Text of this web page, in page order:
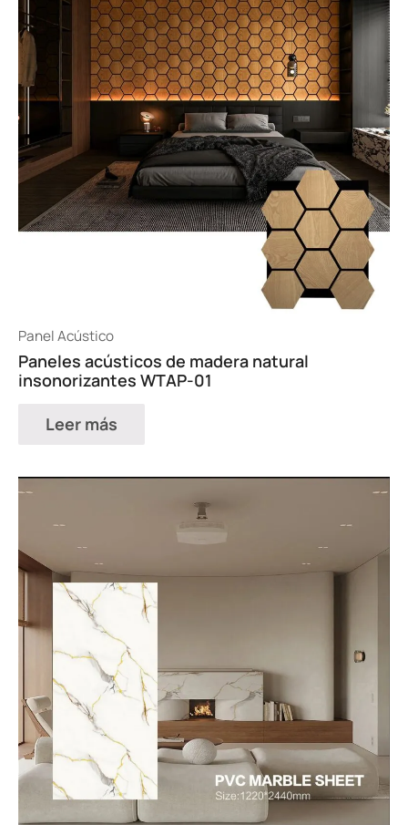
Panel Acústico
Paneles acústicos de madera natural
insonorizantes WTAP-01
Leer más